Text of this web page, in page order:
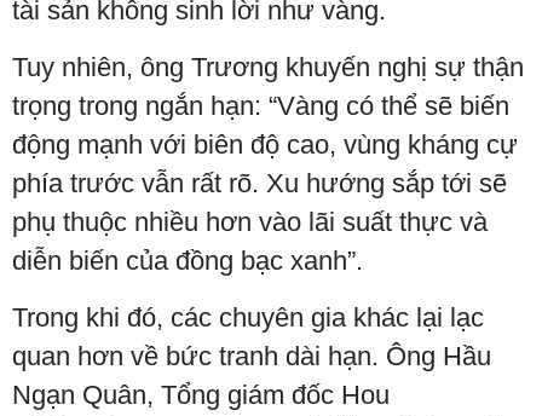
tài sản không sinh lời như vàng.
Tuy nhiên, ông Trương khuyến nghị sự thận
trọng trong ngắn hạn: “Vàng có thể sẽ biến
động mạnh với biên độ cao, vùng kháng cự
phía trước vẫn rất rõ. Xu hướng sắp tới sẽ
phụ thuộc nhiều hơn vào lãi suất thực và
diễn biến của đồng bạc xanh”.
Trong khi đó, các chuyên gia khác lại lạc
quan hơn về bức tranh dài hạn. Ông Hầu
Ngạn Quân, Tổng giám đốc Hou